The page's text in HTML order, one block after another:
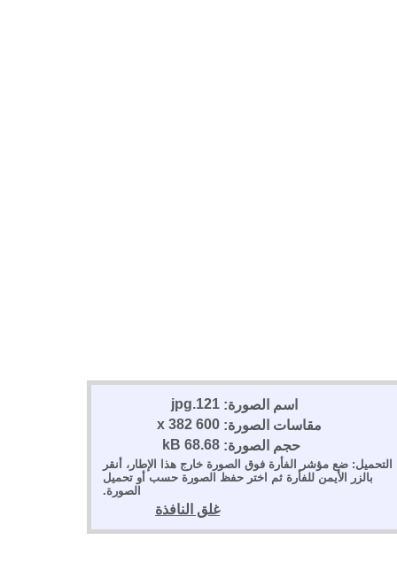
اسم الصورة: 121.jpg
مقاسات الصورة: 600 x 382
حجم الصورة: 68.68 kB
التحميل: ضع مؤشر الفأرة فوق الصورة خارج هذا الإطار، أنقر
بالزر الأيمن للفأرة ثم اختر حفظ الصورة حسب أو تحميل
الصورة.
غلق النافذة